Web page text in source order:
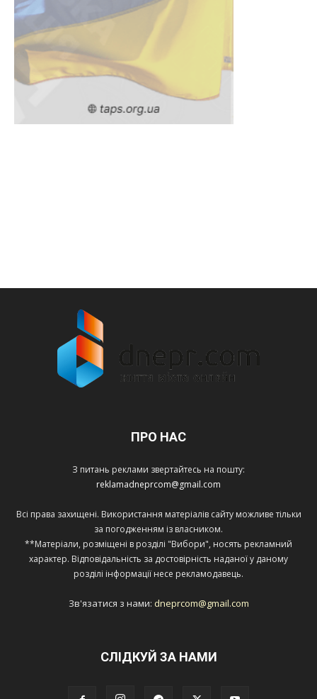
ПРО НАС
З питань реклами звертайтесь на пошту:
reklamadneprcom@gmail.com
Всі права захищені. Використання матеріалів сайту можливе тільки
за погодженням із власником.
**Матеріали, розміщені в розділі "Вибори", носять рекламний
характер. Відповідальність за достовірність наданої у даному
розділі інформації несе рекламодавець.
Зв'язатися з нами: dneprcom@gmail.com
СЛІДКУЙ ЗА НАМИ